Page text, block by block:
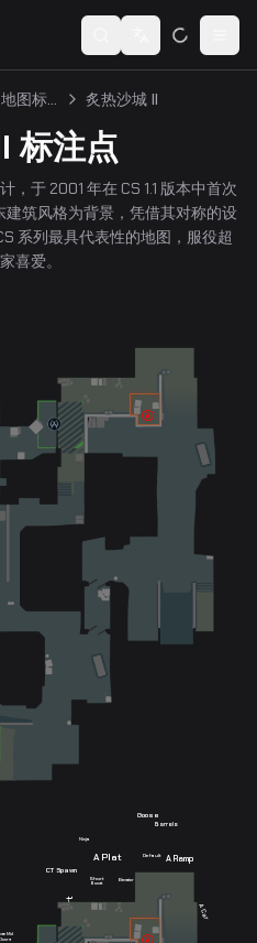
Switch language
All CS2 Callouts - CS2 地图标注点 炙热沙城 II
标注点
，于 2001 年在 CS 1.1 版本中首次
筑风格为背景，凭借其对称的设
系列最具代表性的地图，服役超
喜爱。
CT Spawn
A Short
Ninja
A Plat
Goose
Barrels
Default A Ramp
A Car
Cross
Elevator
Short
Boost
Mid
Doors